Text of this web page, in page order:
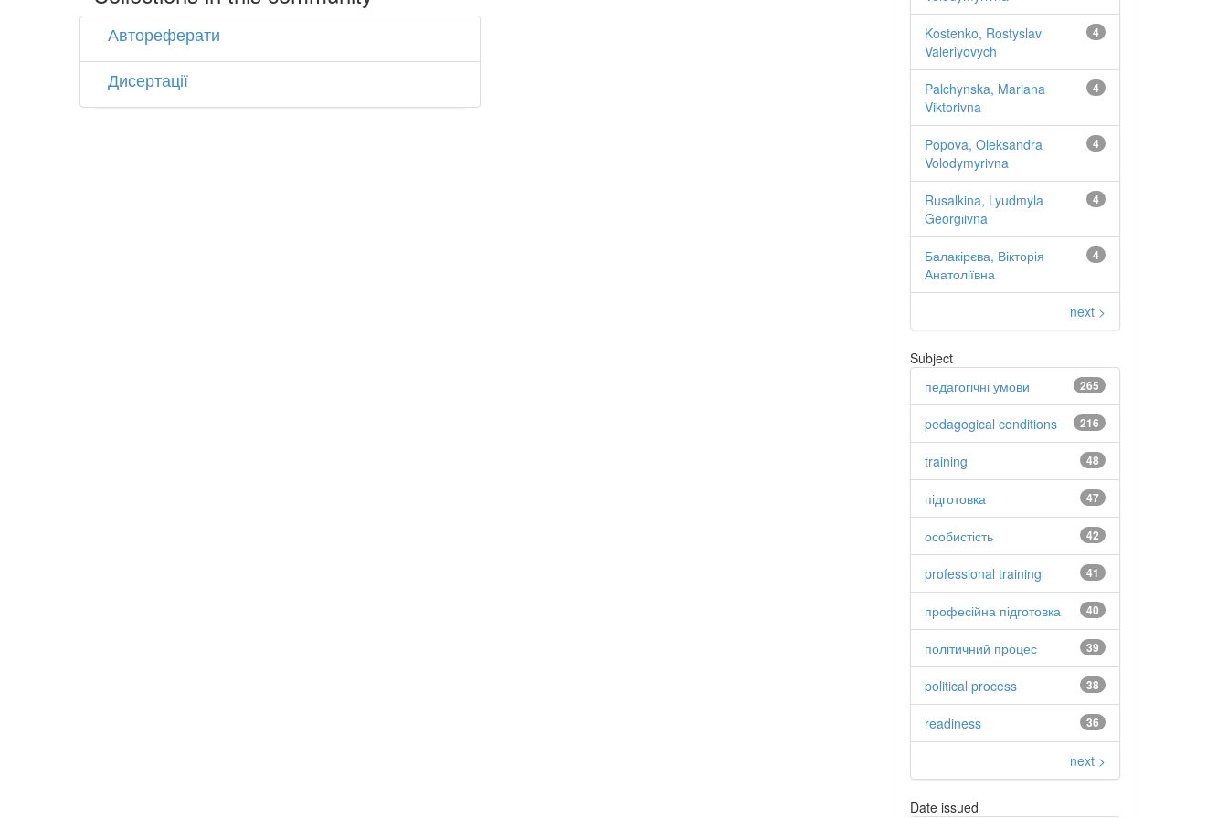
Автореферати
Дисертації
4
Kostenko, Rostyslav
Valeriyovych
4
Palchynska, Mariana
Viktorivna
4
Popova, Oleksandra
Volodymyrivna
4
Rusalkina, Lyudmyla
Georgіivna
4
Балакірєва, Вікторія
Анатоліївна
next >
Subject
265
педагогічні умови
216
pedagogical conditions
48
training
47
підготовка
42
особистість
41
professional training
40
професійна підготовка
39
політичний процес
38
political process
36
readiness
next >
Date issued